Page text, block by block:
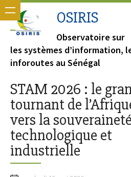
OSIRIS
Observatoire sur
les systèmes d’information,
inforoutes au Sénégal
STAM 2026 : le
tournant de
vers la souveraineté
technologique et
industrielle